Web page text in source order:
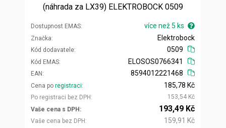
(náhrada za LX39) ELEKTROBOCK 0509
Dostupnost EMAS více než 5 ks
Značka
Kód dodavatele
Elektrobock
0509
Kód EMAS
EAN
ELOSOS0766341
8594012221468
Cena po registraci
Po registraci bez DPH
185,78 Kč
153,54 Kč
Vaše cena s DPH
Vaše cena bez DPH
193,49 Kč
159,91 Kč